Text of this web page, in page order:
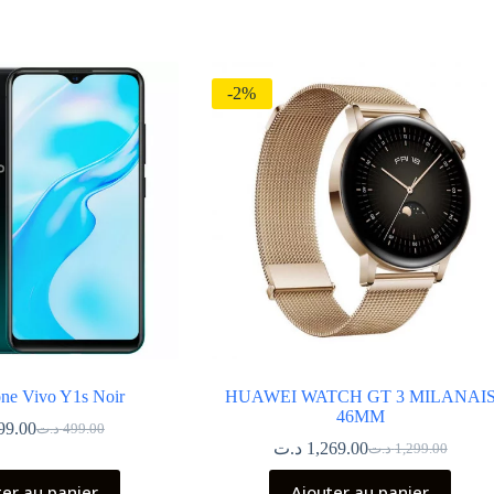
Vivo Y1s Noir
499.00 د.تLe
initial
Le
actuel
-2%
HUAWEI WATCH GT 3 MILANAIS
46MM
1,299.00 د.تLe
prix
1,269.00 د.ت
Le
prix